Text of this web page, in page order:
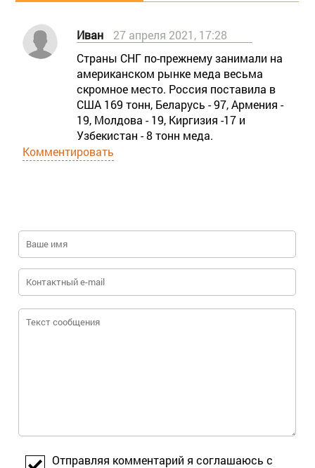
Иван
27 апреля 2021, 17:28
Страны СНГ по-прежнему занимали на
американском рынке меда весьма
скромное место. Россия поставила в
США 169 тонн, Беларусь - 97, Армения -
19, Молдова - 19, Киргизия -17 и
Узбекистан - 8 тонн меда.
Комментировать
Отправляя комментарий я соглашаюсь с